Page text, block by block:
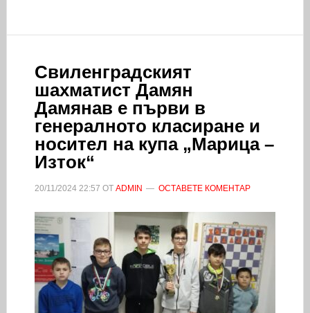
Свиленградският
шахматист Дамян
Дамянав е първи в
генералното класиране и
носител на купа „Марица –
Изток“
20/11/2024 22:57 ОТ ADMIN ОСТАВЕТЕ КОМЕНТАР